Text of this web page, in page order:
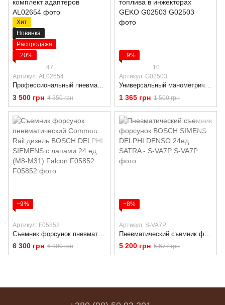
Хит
Новинка
Распродажа
−20%
47
Артикул: AL02654
Профессиональный пневматический съемник форсунок AL-FA AL02654 + комплект адаптеров
3 500 грн 4 350 грн
−9%
10
Артикул: G02503
Универсальный манометрический тестер для измерения давления топлива в инжекторах GEKO G02503
1 365 грн 1 500 грн
−9%
Артикул: F05852
6 300 грн 6 900 грн
−8%
Артикул: S-VA7P
5 200 грн 5 677 грн